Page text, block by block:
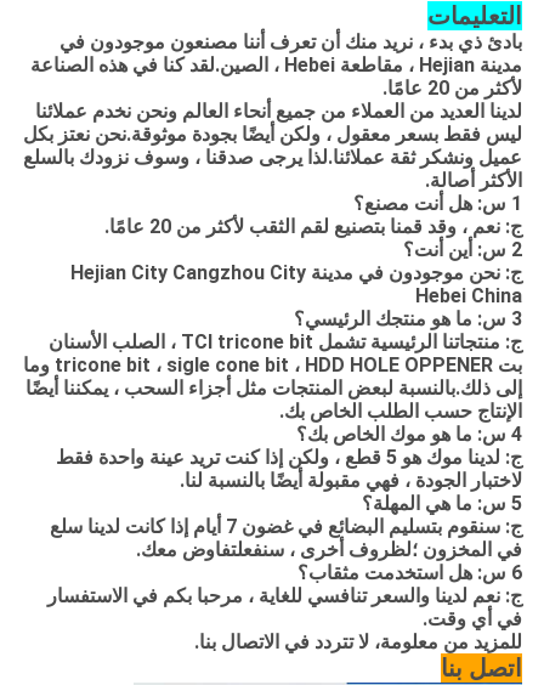
التعليمات
بادئ ذي بدء ، نريد منك أن تعرف أننا مصنعون موجودون في
مدينة Hejian ، مقاطعة Hebei ، الصين.لقد كنا في هذه الصناعة
لأكثر من 20 عامًا.
لدينا العديد من العملاء من جميع أنحاء العالم ونحن نخدم عملائنا
ليس فقط بسعر معقول ، ولكن أيضًا بجودة موثوقة.نحن نعتز بكل
عميل ونشكر ثقة عملائنا.لذا يرجى صدقنا ، وسوف نزودك بالسلع
الأكثر أصالة.
1 س: هل أنت مصنع؟
ج: نعم ، وقد قمنا بتصنيع لقم الثقب لأكثر من 20 عامًا.
2 س: أين أنت؟
ج: نحن موجودون في مدينة Hejian City Cangzhou City
Hebei China
3 س: ما هو منتجك الرئيسي؟
ج: منتجاتنا الرئيسية تشمل TCI tricone bit ، الصلب الأسنان
بت tricone bit ، sigle cone bit ، HDD HOLE OPPENER وما
إلى ذلك.بالنسبة لبعض المنتجات مثل أجزاء السحب ، يمكننا أيضًا
الإنتاج حسب الطلب الخاص بك.
4 س: ما هو موك الخاص بك؟
ج: لدينا موك هو 5 قطع ، ولكن إذا كنت تريد عينة واحدة فقط
لاختبار الجودة ، فهي مقبولة أيضًا بالنسبة لنا.
5 س: ما هي المهلة؟
ج: سنقوم بتسليم البضائع في غضون 7 أيام إذا كانت لدينا سلع
في المخزون ؛لظروف أخرى ، سنفعلتفاوض معك.
6 س: هل استخدمت مثقاب؟
ج: نعم لدينا والسعر تنافسي للغاية ، مرحبا بكم في الاستفسار
في أي وقت.
للمزيد من معلومة، لا تتردد في الاتصال بنا.
اتصل بنا